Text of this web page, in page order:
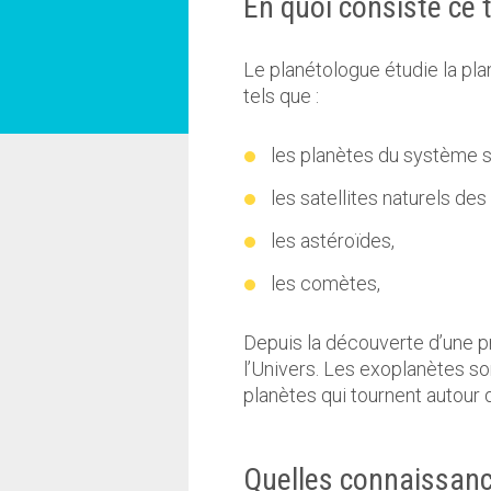
Le planétologue étudie la
tels que :
les planètes du système
les satellites naturels
les astéroïdes,
les comètes,
Depuis la découverte d’une
l’Univers. Les exoplanètes
planètes qui tournent autour
Quelles